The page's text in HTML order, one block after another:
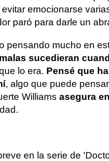
emocionarse
paró para darle un
pensando mucho en
sucedieran
lo era. Pensé que
, algo que puede
Williams asegura
en la serie de